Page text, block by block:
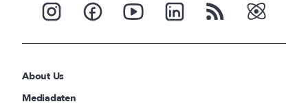
About Us
Mediadaten